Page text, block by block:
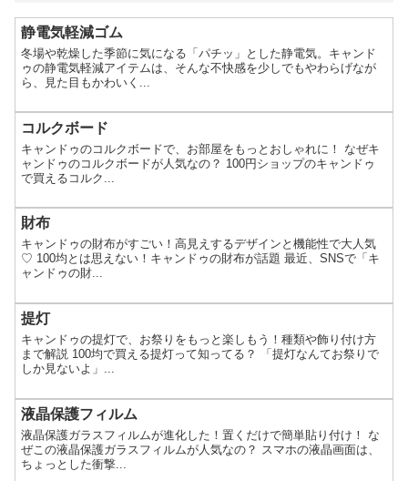
静電気軽減ゴム
冬場や乾燥した季節に気になる「パチッ」とした静電気。キャンド
ゥの静電気軽減アイテムは、そんな不快感を少しでもやわらげなが
ら、見た目もかわいく...
コルクボード
キャンドゥのコルクボードで、お部屋をもっとおしゃれに！ なぜキ
ャンドゥのコルクボードが人気なの？ 100円ショップのキャンドゥ
で買えるコルク...
財布
キャンドゥの財布がすごい！高見えするデザインと機能性で大人気
♡ 100均とは思えない！キャンドゥの財布が話題 最近、SNSで「キ
ャンドゥの財...
提灯
キャンドゥの提灯で、お祭りをもっと楽しもう！種類や飾り付け方
まで解説 100均で買える提灯って知ってる？ 「提灯なんてお祭りで
しか見ないよ」...
液晶保護フィルム
液晶保護ガラスフィルムが進化した！置くだけで簡単貼り付け！ な
ぜこの液晶保護ガラスフィルムが人気なの？ スマホの液晶画面は、
ちょっとした衝撃...